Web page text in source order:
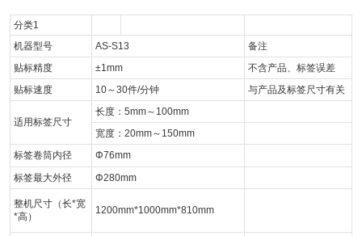
分类1
机器型号
AS-S13
备注
贴标精度
±1mm
不含产品、标签误差
贴标速度
10～30件/分钟 与产品及标签尺寸有关
适用标签尺寸
长度：5mm～100mm
宽度：20mm～150mm
标签卷筒内径
Φ76mm
标签最大外径
Φ280mm
整机尺寸（长*宽
*高）
1200mm*1000mm*810mm